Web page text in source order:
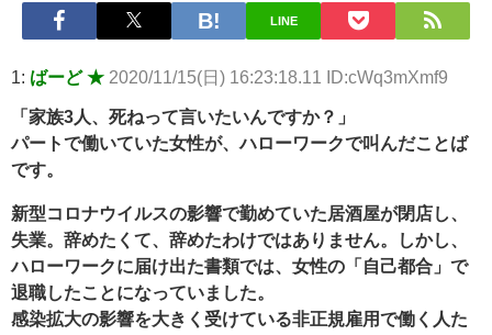
LINE
1: ばーど ★ 2020/11/15(日) 16:23:18.11 ID:cWq3mXmf9
「家族3人、死ねって言いたいんですか？」
パートで働いていた女性が、ハローワークで叫んだことば
です。
新型コロナウイルスの影響で勤めていた居酒屋が閉店し、
失業。辞めたくて、辞めたわけではありません。しかし、
ハローワークに届け出た書類では、女性の「自己都合」で
退職したことになっていました。
感染拡大の影響を大きく受けている非正規雇用で働く人た